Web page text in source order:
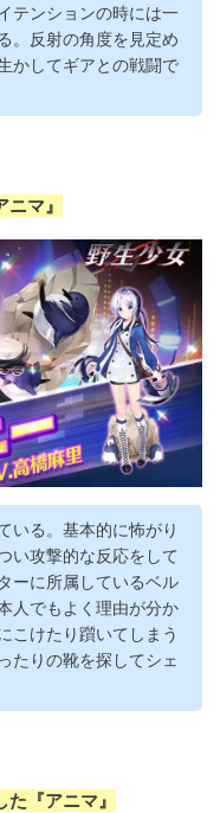
テンションの時には一
。反射の角度を見定め
かしてギアとの戦闘で
マ』
いる。基本的に怖がり
い攻撃的な反応をして
ーに所属しているベル
人でもよく理由が分か
こけたり躓いてしまう
たりの靴を探してシェ
『アニマ』